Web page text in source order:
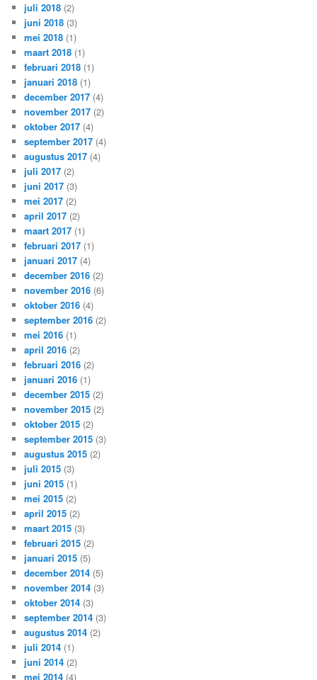
juli 2018 (2)
juni 2018 (3)
mei 2018 (1)
maart 2018 (1)
februari 2018 (1)
januari 2018 (1)
december 2017 (4)
november 2017 (2)
oktober 2017 (4)
september 2017 (4)
augustus 2017 (4)
juli 2017 (2)
juni 2017 (3)
mei 2017 (2)
april 2017 (2)
maart 2017 (1)
februari 2017 (1)
januari 2017 (4)
december 2016 (2)
november 2016 (6)
oktober 2016 (4)
september 2016 (2)
mei 2016 (1)
april 2016 (2)
februari 2016 (2)
januari 2016 (1)
december 2015 (2)
november 2015 (2)
oktober 2015 (2)
september 2015 (3)
augustus 2015 (2)
juli 2015 (3)
juni 2015 (1)
mei 2015 (2)
april 2015 (2)
maart 2015 (3)
februari 2015 (2)
januari 2015 (5)
december 2014 (5)
november 2014 (3)
oktober 2014 (3)
september 2014 (3)
augustus 2014 (2)
juli 2014 (1)
juni 2014 (2)
mei 2014 (4)